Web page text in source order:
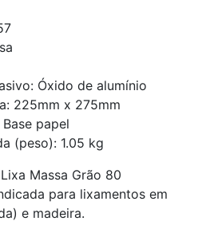
Óxido de alumínio
225mm x 275mm
papel
(peso): 1.05 kg
Massa Grão 80
para lixamentos em
e madeira.